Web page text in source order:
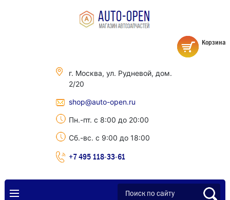
г. Москва, ул. Рудневой, дом.
2/20
shop@auto-open.ru
Пн.-пт. с 8:00 до 20:00
Сб.-вс. с 9:00 до 18:00
+7 495 118-33-61
Корзина